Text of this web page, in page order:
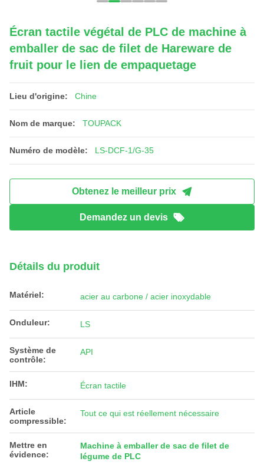
Écran tactile végétal de PLC de machine à
emballer de sac de filet de Hareware de
fruit pour le lien de empaquetage
Lieu d'origine: Chine
Nom de marque: TOUPACK
Numéro de modèle: LS-DCF-1/G-35
Obtenez le meilleur prix
Demandez un devis
Détails du produit
Matériel: acier au carbone / acier inoxydable
Onduleur: LS
Système de
contrôle:
API
IHM: Écran tactile
Article
compressible:
Tout ce qui est réellement nécessaire
Mettre en
évidence:
Machine à emballer de sac de filet de
légume de PLC